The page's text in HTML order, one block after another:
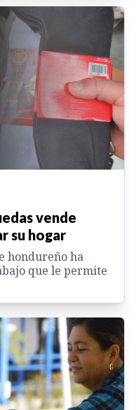
vende
su hogar
hondureño ha
que le permite